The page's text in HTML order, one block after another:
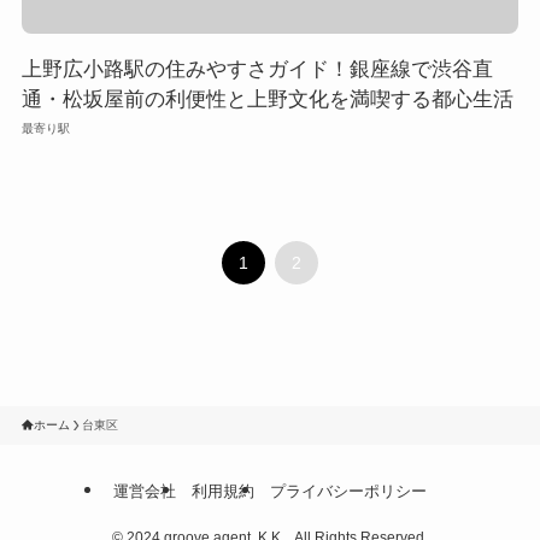
上野広小路駅の住みやすさガイド！銀座線で渋谷直
通・松坂屋前の利便性と上野文化を満喫する都心生活
最寄り駅
1 2
ホーム 台東区
運営会社 利用規約 プライバシーポリシー